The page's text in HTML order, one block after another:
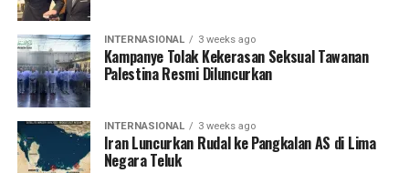
INTERNASIONAL 3 weeks ago
Kampanye Tolak Kekerasan Seksual Tawanan
Palestina Resmi Diluncurkan
INTERNASIONAL 3 weeks ago
Iran Luncurkan Rudal ke Pangkalan AS di Lima
Negara Teluk